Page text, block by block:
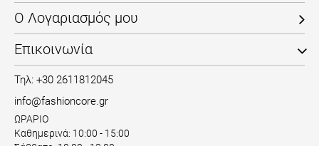
Ο Λογαριασμός μου
Επικοινωνία
Τηλ: +30 2611812045
info@fashioncore.gr
ΩΡΑΡΙΟ
Καθημερινά: 10:00 - 15:00